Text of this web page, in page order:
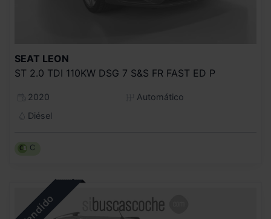
SEAT LEON
ST 2.0 TDI 110KW DSG 7 S&S FR FAST ED P
2020
Automático
Diésel
C